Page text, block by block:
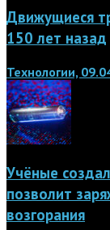
Движущиеся
150 лет назад
Технологии,
Учёные
позволит
возгорания